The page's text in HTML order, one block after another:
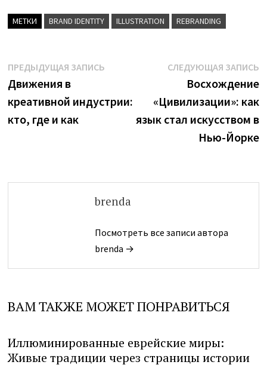
МЕТКИ BRAND IDENTITY ILLUSTRATION REBRANDING
Навигация
по
записям
ПРЕДЫДУЩАЯ ЗАПИСЬ
Движения в
креативной индустрии:
кто, где и как
СЛЕДУЮЩАЯ ЗАПИСЬ
Восхождение
«Цивилизации»: как
язык стал искусством в
Нью-Йорке
brenda
Посмотреть все записи автора
brenda →
ВАМ ТАКЖЕ МОЖЕТ ПОНРАВИТЬСЯ
Иллюминированные еврейские миры:
Живые традиции через страницы истории